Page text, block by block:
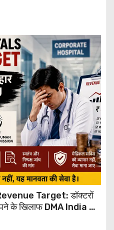
Target: डॉक्टरों
के खिलाफ DMA India का
जांच की मांग